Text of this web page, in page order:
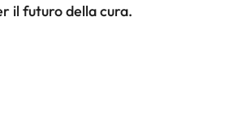
il futuro della cura.